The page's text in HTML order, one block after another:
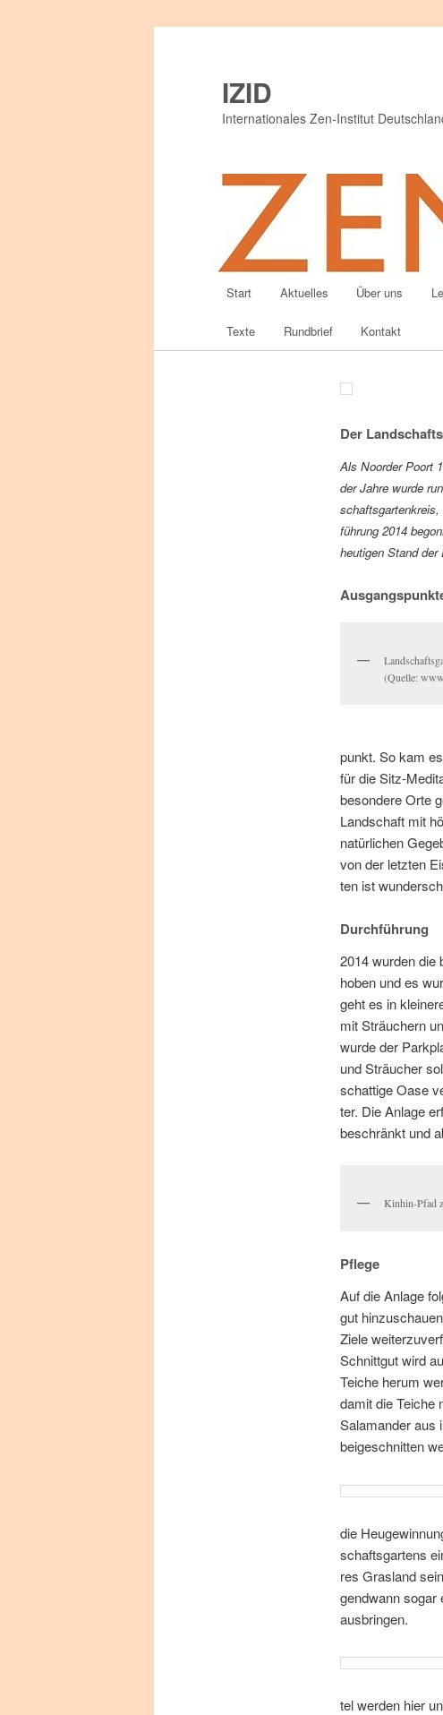
IZID
Internationales Zen-Institut
Zum
primären
Start Aktuelles Über uns
Texte Rundbrief Kontakt
Der
Als Noor­der Po­ort
der Jah­re wur­de
füh­rung 2014
heu­ti­gen Stand der
(Quel­le:
punkt. So kam
für die Sitz-
be­son­de­re Or­te
Land­schaft mit
na­tür­li­chen
von der letz­ten
ten ist
Durchführung
2014 wur­den die
ho­ben und es
geht es in
mit Sträu­chern
wur­de der
und Sträu­cher
schat­ti­ge Oa­se
ter. Die An­la­ge
be­schränkt und
Kin­hin-Pfad
Pflege
Auf die An­la­ge
gut
Zie­le
Schnitt­gut wird
Tei­che her­um
da­mit die Tei­che
Sa­la­man­der aus
bei­geschnit­ten
die
schafts­gar­tens
res Gras­land
gend­wann
ausbringen.
tel wer­den hier